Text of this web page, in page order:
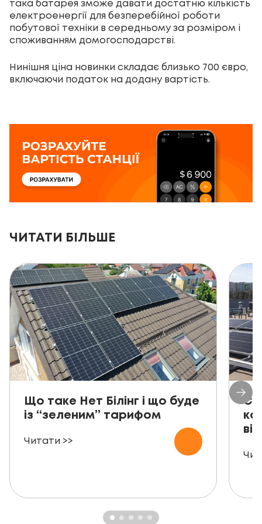
така батарея зможе давати достатню кількість
електроенергії для безперебійної роботи
побутової техніки в середньому за розміром і
споживанням домогосподарстві.
Нинішня ціна новинки складає близько 700 євро,
включаючи податок на додану вартість.
ЧИТАТИ БІЛЬШЕ
Що таке Нет Білінг і що буде
із “зеленим” тарифом
Читати >>